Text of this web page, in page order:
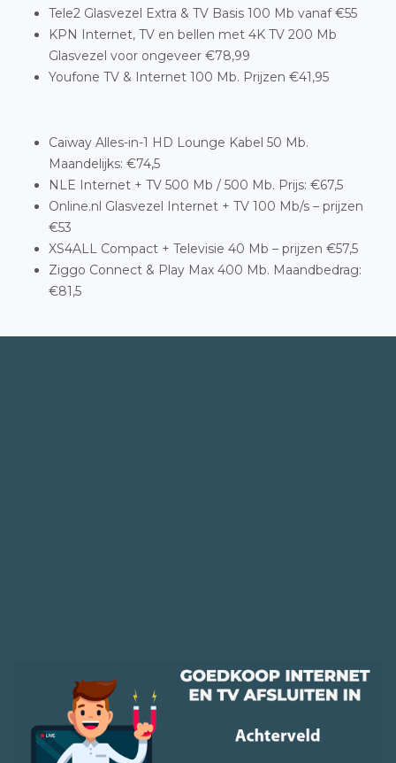
Tele2 Glasvezel Extra & TV Basis 100 Mb vanaf €55
KPN Internet, TV en bellen met 4K TV 200 Mb
Glasvezel voor ongeveer €78,99
Youfone TV & Internet 100 Mb. Prijzen €41,95
Caiway Alles-in-1 HD Lounge Kabel 50 Mb.
Maandelijks: €74,5
NLE Internet + TV 500 Mb / 500 Mb. Prijs: €67,5
Online.nl Glasvezel Internet + TV 100 Mb/s – prijzen
€53
XS4ALL Compact + Televisie 40 Mb – prijzen €57,5
Ziggo Connect & Play Max 400 Mb. Maandbedrag:
€81,5